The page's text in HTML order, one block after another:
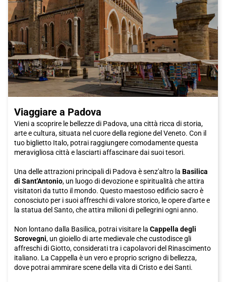
sito web di Italo.
Quindi, se stai cercando una destinazione affascinante per una
breve gita o un weekend, scegli Monfalcone. Non te ne pentirai!
Acquista subito il tuo biglietto Italo per Monfalcone e preparati
ad essere sorpreso dalla bellezza e dai tesori nascosti di questa
città.
Viaggiare a Padova
Vieni a scoprire le bellezze di Padova, una città ricca di storia,
arte e cultura, situata nel cuore della regione del Veneto. Con il
tuo biglietto Italo, potrai raggiungere comodamente questa
meravigliosa città e lasciarti affascinare dai suoi tesori.
Una delle attrazioni principali di Padova è senz'altro la Basilica
di Sant'Antonio, un luogo di devozione e spiritualità che attira
visitatori da tutto il mondo. Questo maestoso edificio sacro è
conosciuto per i suoi affreschi di valore storico, le opere d'arte e
la statua del Santo, che attira milioni di pellegrini ogni anno.
Non lontano dalla Basilica, potrai visitare la Cappella degli
Scrovegni, un gioiello di arte medievale che custodisce gli
affreschi di Giotto, considerati tra i capolavori del Rinascimento
italiano. La Cappella è un vero e proprio scrigno di bellezza,
dove potrai ammirare scene della vita di Cristo e dei Santi.